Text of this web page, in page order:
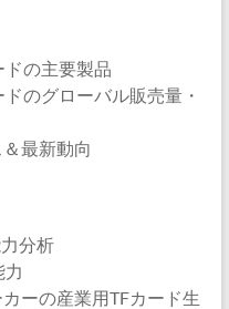
の主要製品
のグローバル販売量・
最新動向
分析
力
ーの産業用TFカード生